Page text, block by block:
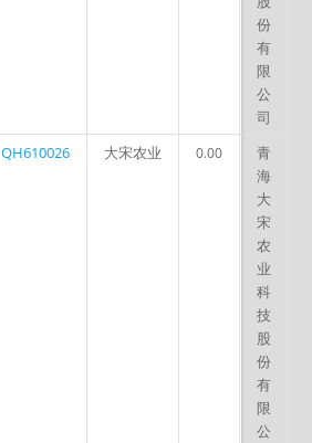
份
有
限
公
司
QH610026 大宋农业 0.00
青
海
大
宋
农
业
科
技
股
份
有
限
公